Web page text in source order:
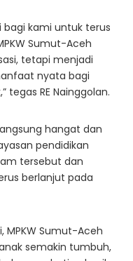
bagi kami untuk terus
Sumut-Aceh
tetapi menjadi
nyata bagi
tegas RE Nainggolan.
hangat dan
pendidikan
tersebut dan
berlanjut pada
MPKW Sumut-Aceh
semakin tumbuh,